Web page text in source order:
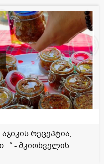
რეცეპტია,
- მკითხველის